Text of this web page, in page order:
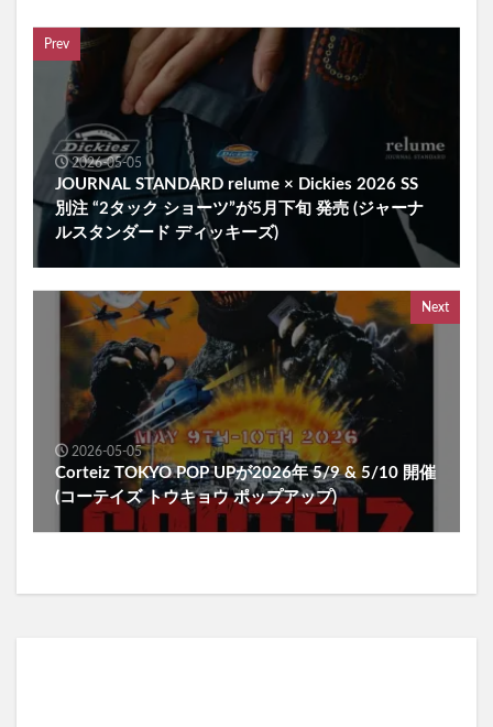
Prev
2026-05-05
JOURNAL STANDARD relume × Dickies 2026 SS
別注 “2タック ショーツ”が5月下旬 発売 (ジャーナ
ルスタンダード ディッキーズ)
Next
2026-05-05
Corteiz TOKYO POP UPが2026年 5/9 & 5/10 開催
(コーテイズ トウキョウ ポップアップ)